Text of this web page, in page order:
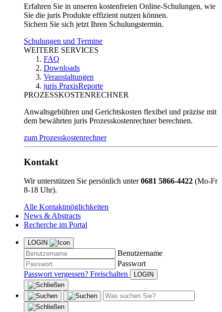
Erfahren Sie in unseren kostenfreien Online-Schulungen, wie
Sie die juris Produkte effizient nutzen können.
Sichern Sie sich jetzt Ihren Schulungstermin.
Schulungen und Termine
WEITERE SERVICES
FAQ
Downloads
Veranstaltungen
juris PraxisReporte
PROZESSKOSTENRECHNER
Anwaltsgebühren und Gerichtskosten flexibel und präzise mit
dem bewährten juris Prozesskostenrechner berechnen.
zum Prozesskostenrechner
Kontakt
Wir unterstützen Sie persönlich unter0681 5866-4422 (Mo-Fr
8-18 Uhr).
Alle Kontaktmöglichkeiten
News & Abstracts
Recherche im Portal
LOGIN
Benutzername
Passwort
Passwort vergessen? Freischalten